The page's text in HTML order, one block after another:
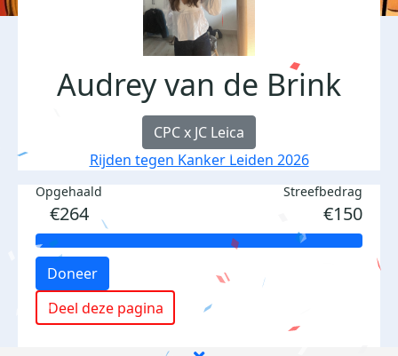
Audrey van de Brink
CPC x JC Leica
Rijden tegen Kanker Leiden 2026
Opgehaald
€264
Streefbedrag
€150
Doneer
Deel deze pagina